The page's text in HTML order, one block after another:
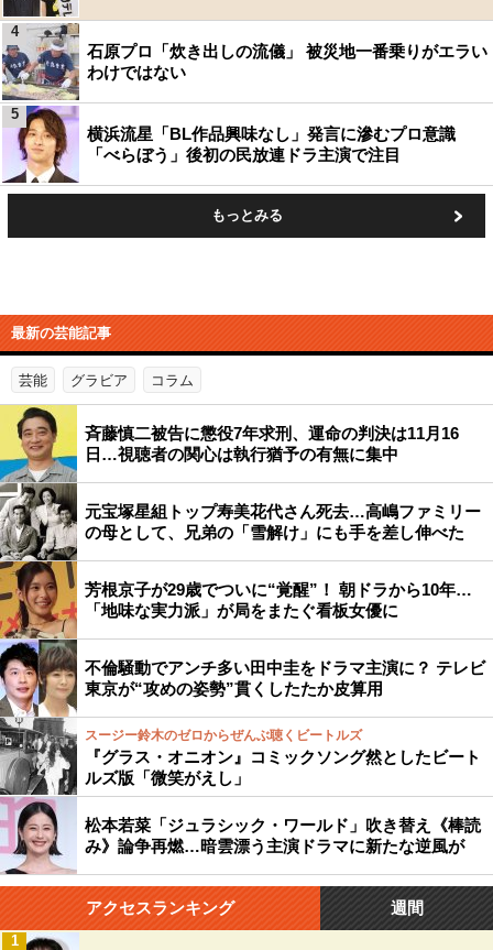
石原プロ「炊き出しの流儀」 被災地一番乗りがエラい
わけではない
4
横浜流星「BL作品興味なし」発言に滲むプロ意識
「べらぼう」後初の民放連ドラ主演で注目
5
もっとみる
最新の芸能記事
芸能 グラビア コラム
斉藤慎二被告に懲役7年求刑、運命の判決は11月16
日…視聴者の関心は執行猶予の有無に集中
元宝塚星組トップ寿美花代さん死去…高嶋ファミリー
の母として、兄弟の「雪解け」にも手を差し伸べた
芳根京子が29歳でついに“覚醒”！ 朝ドラから10年…
「地味な実力派」が局をまたぐ看板女優に
不倫騒動でアンチ多い田中圭をドラマ主演に？ テレビ
東京が“攻めの姿勢”貫くしたたか皮算用
スージー鈴木のゼロからぜんぶ聴くビートルズ
『グラス・オニオン』コミックソング然としたビート
ルズ版「微笑がえし」
松本若菜「ジュラシック・ワールド」吹き替え《棒読
み》論争再燃…暗雲漂う主演ドラマに新たな逆風が
アクセスランキング 週間
1